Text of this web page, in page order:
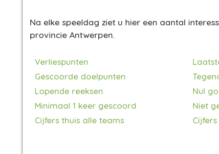
Na elke speeldag ziet u hier een aantal
provincie Antwerpen.
Verliespunten
Gescoorde doelpunten
Lopende reeksen
Nul
Minimaal 1 keer gescoord
Niet
Cijfers thuis alle teams